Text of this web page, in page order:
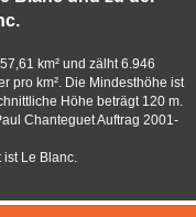
km² und zälht 6.946
pro km². Die Mindesthöhe ist
Höhe beträgt 120 m.
Chanteguet Auftrag 2001-
ist Le Blanc.